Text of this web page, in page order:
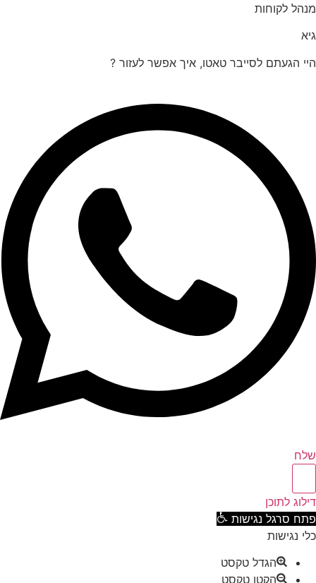
לקוחות
הגעתם לסייבר טאטו, איך אפשר לעזור ?
לתוכן
סרגל נגישות
נגישות
הגדל טקסט
הקטן טקסט